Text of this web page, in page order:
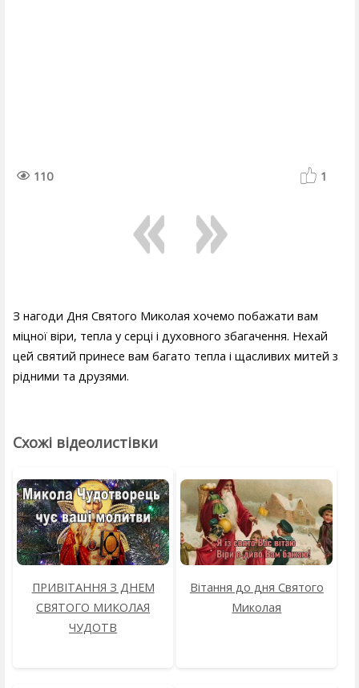
110 1
З нагоди Дня Святого Миколая хочемо побажати вам
міцної віри, тепла у серці і духовного збагачення. Нехай
цей святий принесе вам багато тепла і щасливих митей з
рідними та друзями.
Схожі відеолистівки
ПРИВІТАННЯ З ДНЕМ
СВЯТОГО МИКОЛАЯ
ЧУДОТВ
Вітання до дня Святого
Миколая